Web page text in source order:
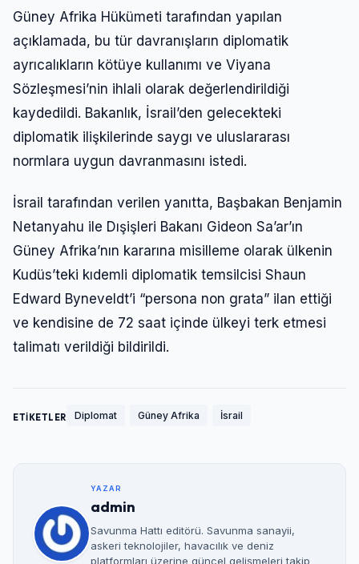
Güney Afrika Hükümeti tarafından yapılan
açıklamada, bu tür davranışların diplomatik
ayrıcalıkların kötüye kullanımı ve Viyana
Sözleşmesi’nin ihlali olarak değerlendirildiği
kaydedildi. Bakanlık, İsrail’den gelecekteki
diplomatik ilişkilerinde saygı ve uluslararası
normlara uygun davranmasını istedi.
İsrail tarafından verilen yanıtta, Başbakan Benjamin
Netanyahu ile Dışişleri Bakanı Gideon Sa’ar’ın
Güney Afrika’nın kararına misilleme olarak ülkenin
Kudüs’teki kıdemli diplomatik temsilcisi Shaun
Edward Byneveldt’i “persona non grata” ilan ettiği
ve kendisine de 72 saat içinde ülkeyi terk etmesi
talimatı verildiği bildirildi.
ETİKETLER Diplomat Güney Afrika İsrail
YAZAR
admin
Savunma Hattı editörü. Savunma sanayii,
askeri teknolojiler, havacılık ve deniz
platformları üzerine güncel gelişmeleri takip